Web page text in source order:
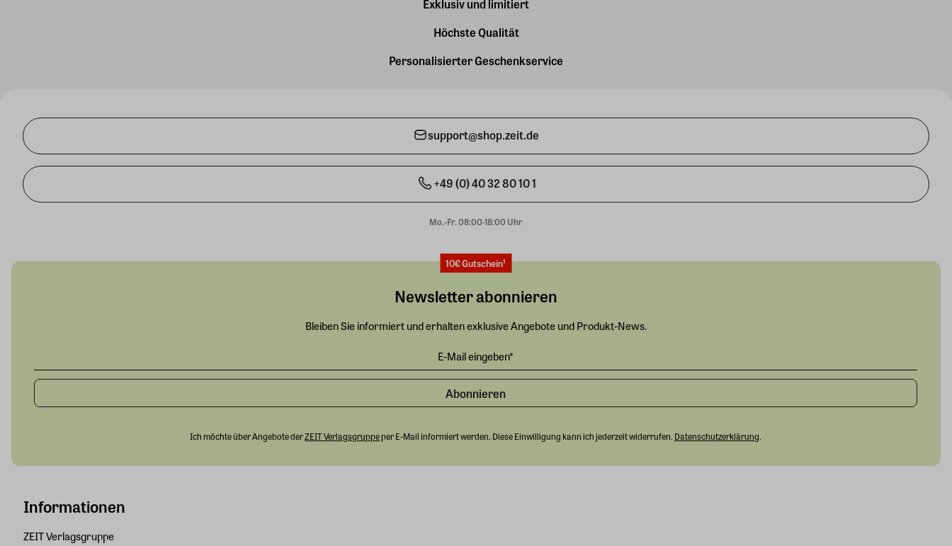
Exklusiv und limitiert
Höchste Qualität
Personalisierter Geschenkservice
support@shop.zeit.de
+49 (0) 40 32 80 10 1
Mo.-Fr. 08:00-18:00 Uhr
Informationen
ZEIT Verlagsgruppe
10€ Gutschein¹
Newsletter abonnieren
Bleiben Sie informiert und erhalten exklusive Angebote und Produkt-News.
Abonnieren
Ich möchte über Angebote derZEIT Verlagsgruppeper E-Mail informiert werden. Diese Einwilligung kann ich jederzeit widerrufen. Datenschutzerklärung.